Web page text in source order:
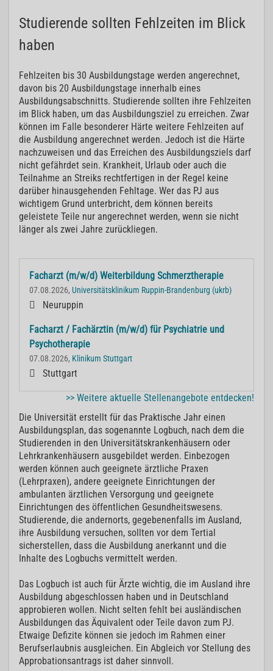
Studierende sollten Fehlzeiten im Blick
haben
Fehlzeiten bis 30 Ausbildungstage werden angerechnet,
davon bis 20 Ausbildungstage innerhalb eines
Ausbildungsabschnitts. Studierende sollten ihre Fehlzeiten
im Blick haben, um das Ausbildungsziel zu erreichen. Zwar
können im Falle besonderer Härte weitere Fehlzeiten auf
die Ausbildung angerechnet werden. Jedoch ist die Härte
nachzuweisen und das Erreichen des Ausbildungsziels darf
nicht gefährdet sein. Krankheit, Urlaub oder auch die
Teilnahme an Streiks rechtfertigen in der Regel keine
darüber hinausgehenden Fehltage. Wer das PJ aus
wichtigem Grund unterbricht, dem können bereits
geleistete Teile nur angerechnet werden, wenn sie nicht
länger als zwei Jahre zurückliegen.
Facharzt (m/w/d) Weiterbildung Schmerztherapie
07.08.2026, Universitätsklinikum Ruppin-Brandenburg (ukrb)
Neuruppin
Facharzt / Fachärztin (m/w/d) für Psychiatrie und
Psychotherapie
07.08.2026, Klinikum Stuttgart
Stuttgart
>> Weitere aktuelle Stellenangebote entdecken!
Die Universität erstellt für das Praktische Jahr einen
Ausbildungsplan, das sogenannte Logbuch, nach dem die
Studierenden in den Universitätskrankenhäusern oder
Lehrkrankenhäusern ausgebildet werden. Einbezogen
werden können auch geeignete ärztliche Praxen
(Lehrpraxen), andere geeignete Einrichtungen der
ambulanten ärztlichen Versorgung und geeignete
Einrichtungen des öffentlichen Gesundheitswesens.
Studierende, die andernorts, gegebenenfalls im Ausland,
ihre Ausbildung versuchen, sollten vor dem Tertial
sicherstellen, dass die Ausbildung anerkannt und die
Inhalte des Logbuchs vermittelt werden.
Das Logbuch ist auch für Ärzte wichtig, die im Ausland ihre
Ausbildung abgeschlossen haben und in Deutschland
approbieren wollen. Nicht selten fehlt bei ausländischen
Ausbildungen das Äquivalent oder Teile davon zum PJ.
Etwaige Defizite können sie jedoch im Rahmen einer
Berufserlaubnis ausgleichen. Ein Abgleich vor Stellung des
Approbationsantrags ist daher sinnvoll.